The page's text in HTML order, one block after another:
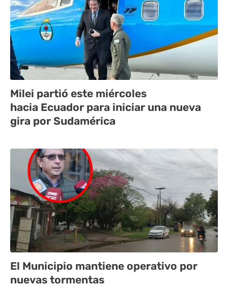
Milei partió este miércoles
hacia Ecuador para iniciar una nueva
gira por Sudamérica
El Municipio mantiene operativo por
nuevas tormentas